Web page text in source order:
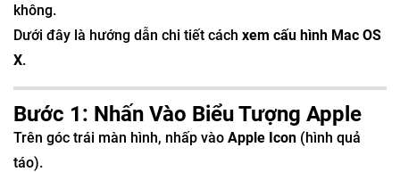
không.
Dưới đây là hướng dẫn chi tiết cách xem cấu hình Mac OS
X.
Bước 1: Nhấn Vào Biểu Tượng Apple
Trên góc trái màn hình, nhấp vào Apple Icon (hình quả
táo).